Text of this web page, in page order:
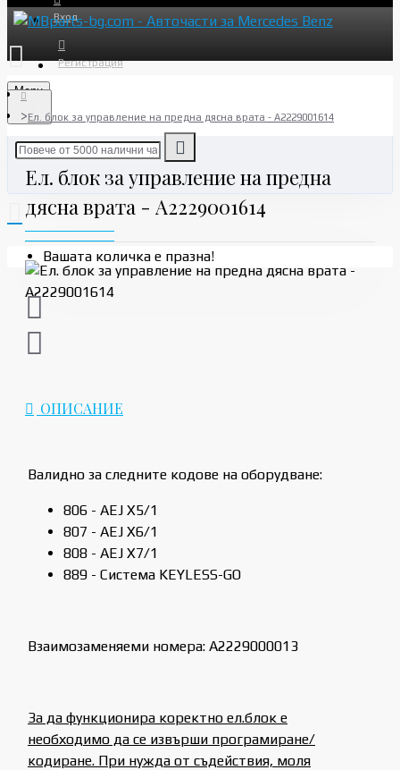
Вход
Регистрация
Menu
Вашата количка е празна!
Ел. блок за управление на предна дясна врата - A2229001614
Ел. блок за управление на предна
дясна врата - A2229001614
ОПИСАНИЕ
Валидно за следните кодове на оборудване:
806 - AEJ X5/1
807 - AEJ X6/1
808 - AEJ X7/1
889 - Система KEYLESS-GO
Взаимозаменяеми номера: A2229000013
За да функционира коректно ел.блок е
необходимо да се извърши програмиране/
кодиране. При нужда от съдействия, моля